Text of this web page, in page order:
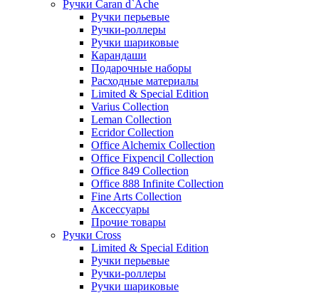
Ручки Caran d`Ache
Ручки перьевые
Ручки-роллеры
Ручки шариковые
Карандаши
Подарочные наборы
Расходные материалы
Limited & Special Edition
Varius Collection
Leman Collection
Ecridor Collection
Office Alchemix Collection
Office Fixpencil Collection
Office 849 Collection
Office 888 Infinite Collection
Fine Arts Collection
Аксессуары
Прочие товары
Ручки Cross
Limited & Special Edition
Ручки перьевые
Ручки-роллеры
Ручки шариковые